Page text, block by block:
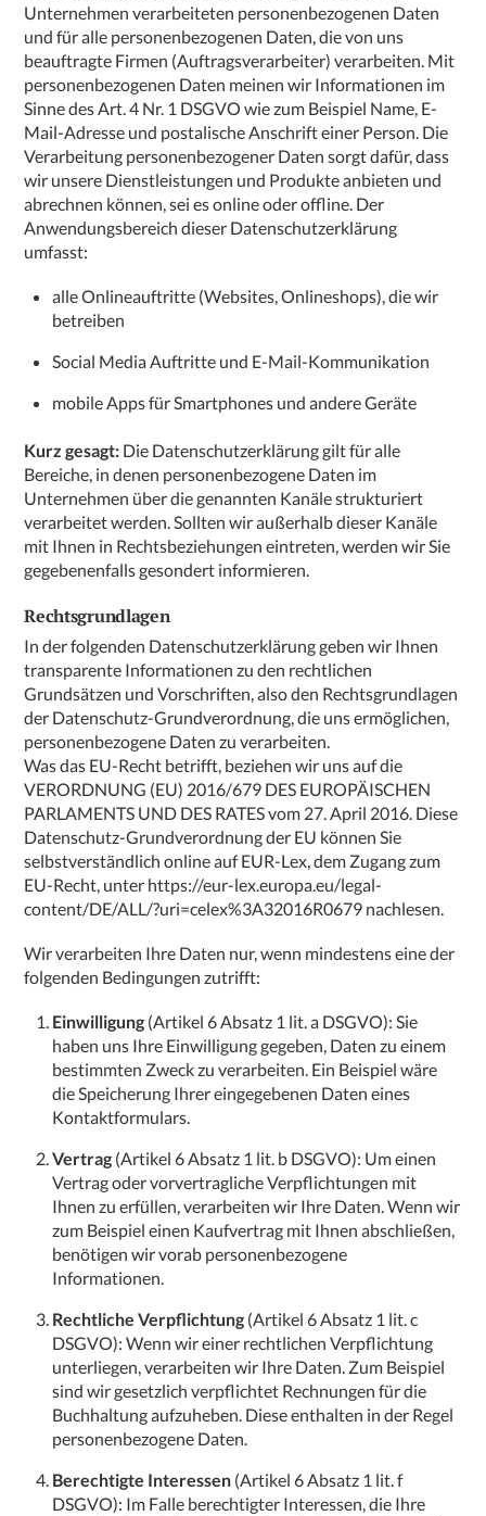
Unternehmen verarbeiteten personenbezogenen Daten
und für alle personenbezogenen Daten, die von uns
beauftragte Firmen (Auftragsverarbeiter) verarbeiten. Mit
personenbezogenen Daten meinen wir Informationen im
Sinne des Art. 4 Nr. 1 DSGVO wie zum Beispiel Name, E-
Mail-Adresse und postalische Anschrift einer Person. Die
Verarbeitung personenbezogener Daten sorgt dafür, dass
wir unsere Dienstleistungen und Produkte anbieten und
abrechnen können, sei es online oder offline. Der
Anwendungsbereich dieser Datenschutzerklärung
umfasst:
alle Onlineauftritte (Websites, Onlineshops), die wir
betreiben
Social Media Auftritte und E-Mail-Kommunikation
mobile Apps für Smartphones und andere Geräte
Kurz gesagt: Die Datenschutzerklärung gilt für alle
Bereiche, in denen personenbezogene Daten im
Unternehmen über die genannten Kanäle strukturiert
verarbeitet werden. Sollten wir außerhalb dieser Kanäle
mit Ihnen in Rechtsbeziehungen eintreten, werden wir Sie
gegebenenfalls gesondert informieren.
Rechtsgrundlagen
In der folgenden Datenschutzerklärung geben wir Ihnen
transparente Informationen zu den rechtlichen
Grundsätzen und Vorschriften, also den Rechtsgrundlagen
der Datenschutz-Grundverordnung, die uns ermöglichen,
personenbezogene Daten zu verarbeiten.
Was das EU-Recht betrifft, beziehen wir uns auf die
VERORDNUNG (EU) 2016/679 DES EUROPÄISCHEN
PARLAMENTS UND DES RATES vom 27. April 2016. Diese
Datenschutz-Grundverordnung der EU können Sie
selbstverständlich online auf EUR-Lex, dem Zugang zum
EU-Recht, unter https://eur-lex.europa.eu/legal-
content/DE/ALL/?uri=celex%3A32016R0679 nachlesen.
Wir verarbeiten Ihre Daten nur, wenn mindestens eine der
folgenden Bedingungen zutrifft:
Einwilligung (Artikel 6 Absatz 1 lit. a DSGVO): Sie
haben uns Ihre Einwilligung gegeben, Daten zu einem
bestimmten Zweck zu verarbeiten. Ein Beispiel wäre
die Speicherung Ihrer eingegebenen Daten eines
Kontaktformulars.
Vertrag (Artikel 6 Absatz 1 lit. b DSGVO): Um einen
Vertrag oder vorvertragliche Verpflichtungen mit
Ihnen zu erfüllen, verarbeiten wir Ihre Daten. Wenn wir
zum Beispiel einen Kaufvertrag mit Ihnen abschließen,
benötigen wir vorab personenbezogene
Informationen.
Rechtliche Verpflichtung (Artikel 6 Absatz 1 lit. c
DSGVO): Wenn wir einer rechtlichen Verpflichtung
unterliegen, verarbeiten wir Ihre Daten. Zum Beispiel
sind wir gesetzlich verpflichtet Rechnungen für die
Buchhaltung aufzuheben. Diese enthalten in der Regel
personenbezogene Daten.
Berechtigte Interessen (Artikel 6 Absatz 1 lit. f
DSGVO): Im Falle berechtigter Interessen, die Ihre